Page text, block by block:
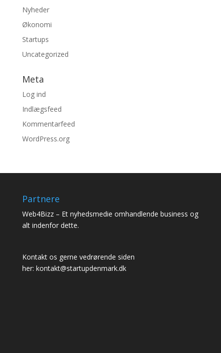
Nyheder
Økonomi
Startups
Uncategorized
Meta
Log ind
Indlægsfeed
Kommentarfeed
WordPress.org
Partnere
Web4Bizz– Et nyhedsmedie omhandlende business og
alt indenfor dette.
Kontakt os gerne vedrørende siden
her: kontakt@startupdenmark.dk